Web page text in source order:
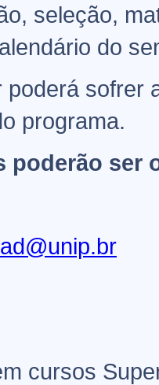
seleção,
do
poderá sofrer
programa.
poderão ser
cursos